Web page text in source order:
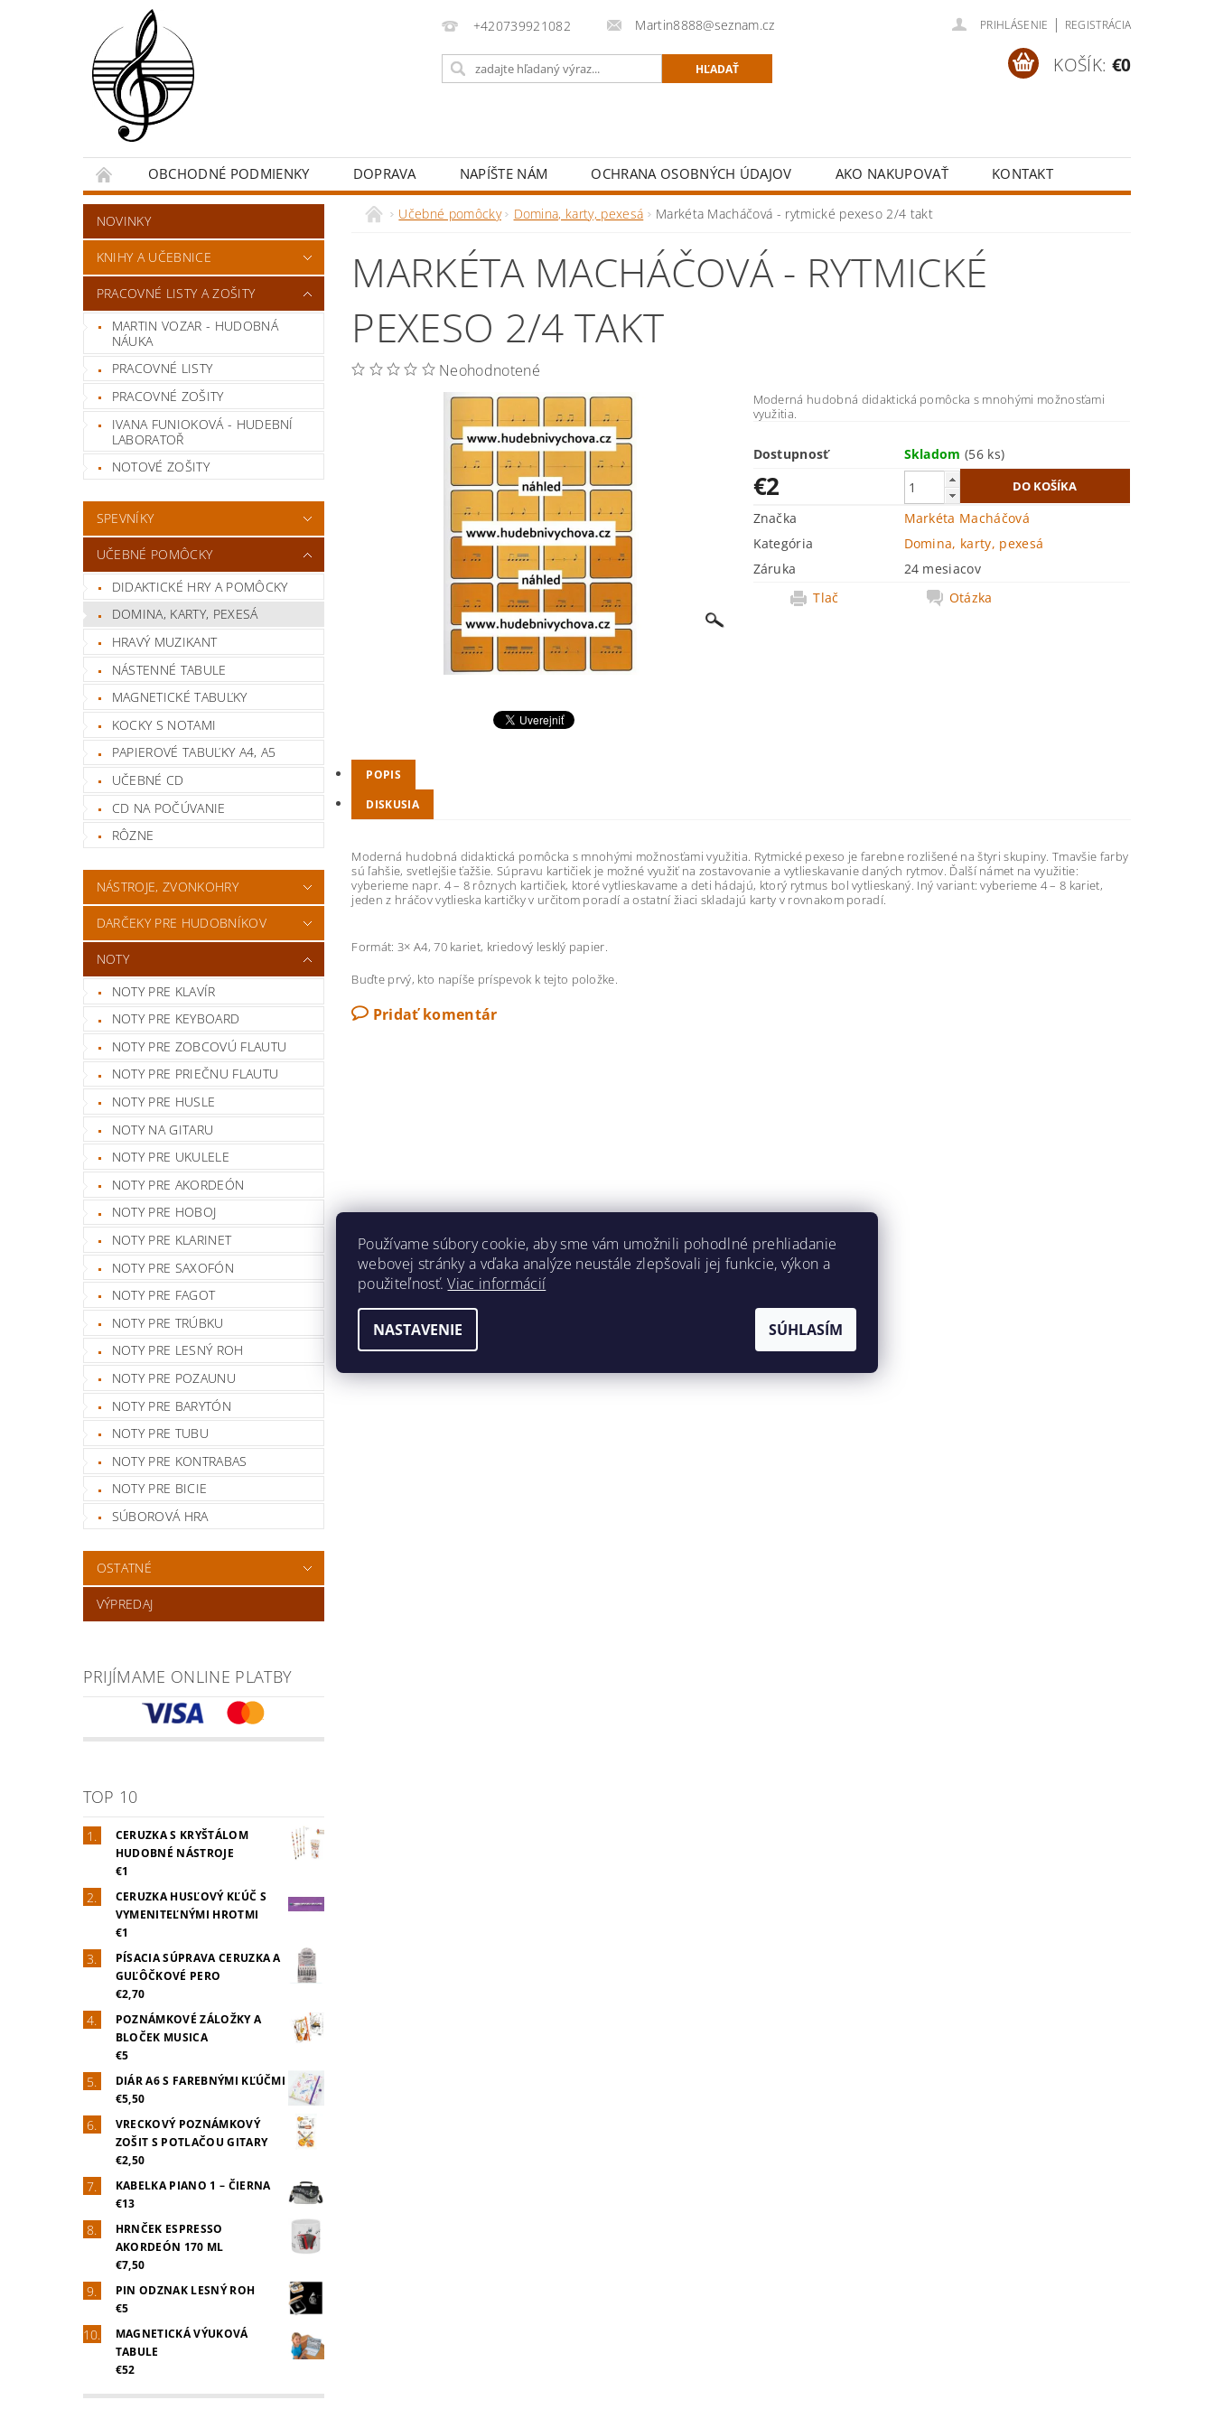
+420739921082 Martin8888@seznam.cz PRIHLÁSENIE | REGISTRÁCIA
KOŠÍK: €0
OBCHODNÉ PODMIENKY DOPRAVA NAPÍŠTE NÁM OCHRANA OSOBNÝCH ÚDAJOV AKO NAKUPOVAŤ KONTAKT
NOVINKY
KNIHY A UČEBNICE
PRACOVNÉ LISTY A ZOŠITY
MARTIN VOZAR - HUDOBNÁ
NÁUKA
PRACOVNÉ LISTY
PRACOVNÉ ZOŠITY
IVANA FUNIOKOVÁ - HUDEBNÍ
LABORATOŘ
NOTOVÉ ZOŠITY
SPEVNÍKY
UČEBNÉ POMÔCKY
DIDAKTICKÉ HRY A POMÔCKY
DOMINA, KARTY, PEXESÁ
HRAVÝ MUZIKANT
NÁSTENNÉ TABULE
MAGNETICKÉ TABUĽKY
KOCKY S NOTAMI
PAPIEROVÉ TABUĽKY A4, A5
UČEBNÉ CD
CD NA POČÚVANIE
RÔZNE
NÁSTROJE, ZVONKOHRY
DARČEKY PRE HUDOBNÍKOV
NOTY
NOTY PRE KLAVÍR
NOTY PRE KEYBOARD
NOTY PRE ZOBCOVÚ FLAUTU
NOTY PRE PRIEČNU FLAUTU
NOTY PRE HUSLE
NOTY NA GITARU
NOTY PRE UKULELE
NOTY PRE AKORDEÓN
NOTY PRE HOBOJ
NOTY PRE KLARINET
NOTY PRE SAXOFÓN
NOTY PRE FAGOT
NOTY PRE TRÚBKU
NOTY PRE LESNÝ ROH
NOTY PRE POZAUNU
NOTY PRE BARYTÓN
NOTY PRE TUBU
NOTY PRE KONTRABAS
NOTY PRE BICIE
SÚBOROVÁ HRA
OSTATNÉ
VÝPREDAJ
PRIJÍMAME ONLINE PLATBY
TOP 10
CERUZKA S KRYŠTÁLOM
HUDOBNÉ NÁSTROJE
€1
CERUZKA HUSĽOVÝ KĽÚČ S
VYMENITEĽNÝMI HROTMI
€1
PÍSACIA SÚPRAVA CERUZKA A
GUĽÔČKOVÉ PERO
€2,70
POZNÁMKOVÉ ZÁLOŽKY A
BLOČEK MUSICA
€5
DIÁR A6 S FAREBNÝMI KĽÚČMI
€5,50
VRECKOVÝ POZNÁMKOVÝ
ZOŠIT S POTLAČOU GITARY
€2,50
KABELKA PIANO 1 – ČIERNA
€13
HRNČEK ESPRESSO
AKORDEÓN 170 ML
€7,50
PIN ODZNAK LESNÝ ROH
€5
MAGNETICKÁ VÝUKOVÁ
TABULE
€52
Učebné pomôcky Domina, karty, pexesá Markéta Macháčová - rytmické pexeso 2/4 takt
MARKÉTA MACHÁČOVÁ - RYTMICKÉ
PEXESO 2/4 TAKT
Neohodnotené
Moderná hudobná didaktická pomôcka s mnohými možnosťami
využitia.
Dostupnosť Skladom(56 ks)
€2
Značka
Markéta Macháčová
Kategória
Domina, karty, pexesá
Záruka
24 mesiacov
Tlač
Otázka
POPIS
DISKUSIA
Moderná hudobná didaktická pomôcka s mnohými možnosťami využitia. Rytmické pexeso je farebne rozlišené na štyri skupiny. Tmavšie farby
sú ľahšie, svetlejšie ťažšie. Súpravu kartičiek je možné využiť na zostavovanie a vytlieskavanie daných rytmov. Ďalší námet na využitie:
vyberieme napr. 4 – 8 rôznych kartičiek, ktoré vytlieskavame a deti hádajú, ktorý rytmus bol vytlieskaný. Iný variant: vyberieme 4 – 8 kariet,
jeden z hráčov vytlieska kartičky v určitom poradí a ostatní žiaci skladajú karty v rovnakom poradí.
Formát: 3× A4, 70 kariet, kriedový lesklý papier.
Buďte prvý, kto napíše príspevok k tejto položke.
Pridať komentár
Používame súbory cookie, aby sme vám umožnili pohodlné prehliadanie
webovej stránky a vďaka analýze neustále zlepšovali jej funkcie, výkon a
použiteľnosť.Viac informácií
NASTAVENIE SÚHLASÍM